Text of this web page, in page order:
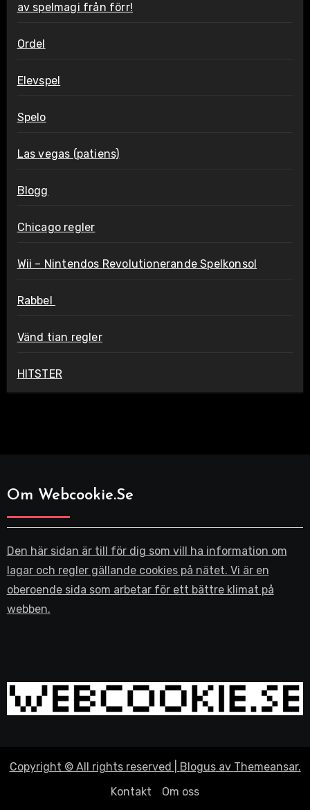
av spelmagi från förr!
Ordel
Elevspel
Spelo
Las vegas (patiens)
Blogg
Chicago regler
Wii – Nintendos Revolutionerande Spelkonsol
Rabbel
Vänd tian regler
HITSTER
Om Webcookie.se
Den här sidan är till för dig som vill ha information om
lagar och regler gällande cookies på nätet. Vi är en
oberoende sida som arbetar för ett bättre klimat på
webben.
Copyright © All rights reserved Blogusav Themeansar.
Kontakt
Om oss